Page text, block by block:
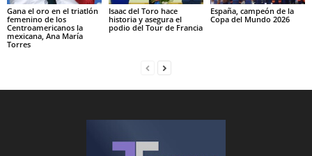
Gana el oro en el triatlón
femenino de los
Centroamericanos la
mexicana, Ana María
Torres
Isaac del Toro hace
historia y asegura el
podio del Tour de Francia
España, campeón de la
Copa del Mundo 2026